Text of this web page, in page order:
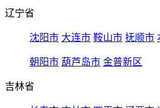
辽宁省
沈阳市 大连市 鞍山市 抚顺市
朝阳市 葫芦岛市 金普新区
吉林省